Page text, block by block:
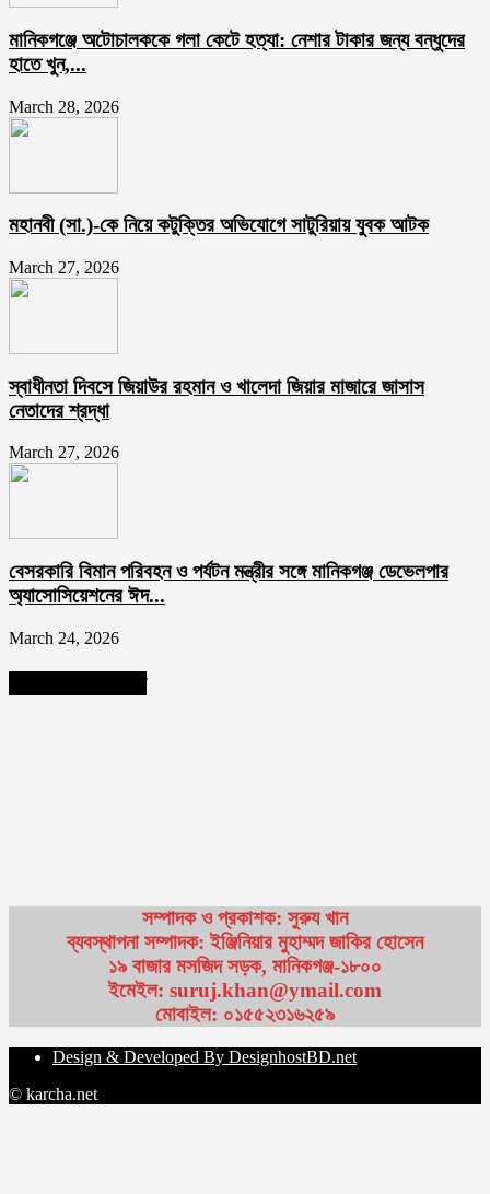
মানিকগঞ্জে অটোচালককে গলা কেটে হত্যা: নেশার টাকার জন্য বন্ধুদের
হাতে খুন,...
March 28, 2026
মহানবী (সা.)-কে নিয়ে কটুক্তির অভিযোগে সাটুরিয়ায় যুবক আটক
March 27, 2026
স্বাধীনতা দিবসে জিয়াউর রহমান ও খালেদা জিয়ার মাজারে জাসাস
নেতাদের শ্রদ্ধা
March 27, 2026
বেসরকারি বিমান পরিবহন ও পর্যটন মন্ত্রীর সঙ্গে মানিকগঞ্জ ডেভেলপার
অ্যাসোসিয়েশনের ঈদ...
March 24, 2026
সম্পাদক ও প্রকাশক: সুরুয খান
ব্যবস্থাপনা সম্পাদক: ইঞ্জিনিয়ার মুহাম্মদ জাকির হোসেন
১৯ বাজার মসজিদ সড়ক, মানিকগঞ্জ-১৮০০
ইমেইল: suruj.khan@ymail.com
মোবাইল: ০১৫৫২৩১৬২৫৯
Design & Developed By DesignhostBD.net
© karcha.net